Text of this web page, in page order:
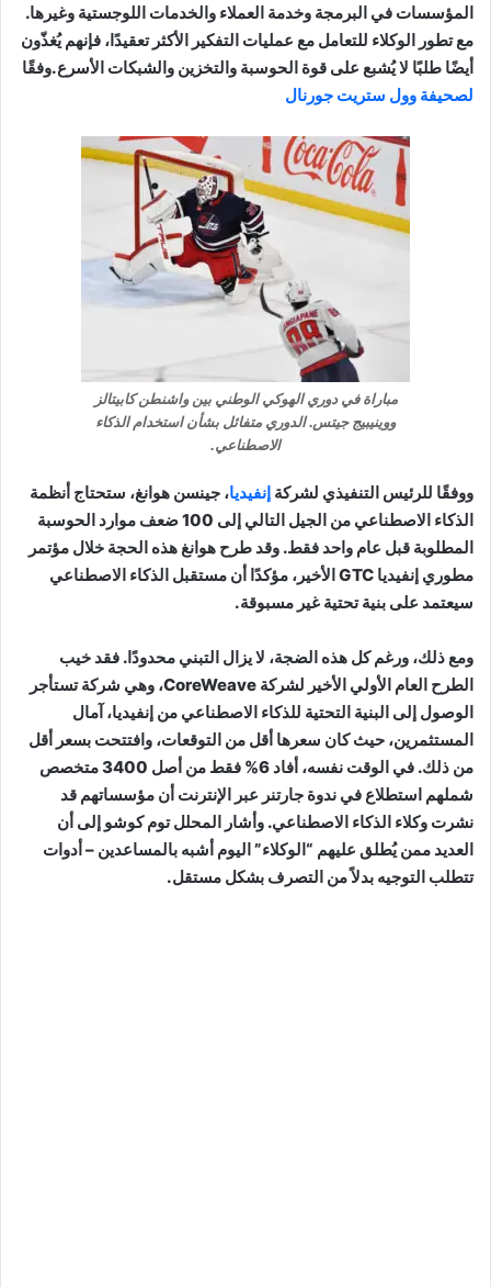
المؤسسات في البرمجة وخدمة العملاء والخدمات اللوجستية وغيرها.
مع تطور الوكلاء للتعامل مع عمليات التفكير الأكثر تعقيدًا، فإنهم يُغذّون
أيضًا طلبًا لا يُشبع على قوة الحوسبة والتخزين والشبكات الأسرع.وفقًا
لصحيفة وول ستريت جورنال
مباراة في دوري الهوكي الوطني بين واشنطن كابيتالز
ووينيبيج جيتس. الدوري متفائل بشأن استخدام الذكاء
الاصطناعي.
ووفقًا للرئيس التنفيذي لشركة إنفيديا، جينسن هوانغ، ستحتاج أنظمة
الذكاء الاصطناعي من الجيل التالي إلى 100 ضعف موارد الحوسبة
المطلوبة قبل عام واحد فقط. وقد طرح هوانغ هذه الحجة خلال مؤتمر
مطوري إنفيديا GTC الأخير، مؤكدًا أن مستقبل الذكاء الاصطناعي
سيعتمد على بنية تحتية غير مسبوقة.
ومع ذلك، ورغم كل هذه الضجة، لا يزال التبني محدودًا. فقد خيب
الطرح العام الأولي الأخير لشركة CoreWeave، وهي شركة تستأجر
الوصول إلى البنية التحتية للذكاء الاصطناعي من إنفيديا، آمال
المستثمرين، حيث كان سعرها أقل من التوقعات، وافتتحت بسعر أقل
من ذلك. في الوقت نفسه، أفاد 6% فقط من أصل 3400 متخصص
شملهم استطلاع في ندوة جارتنر عبر الإنترنت أن مؤسساتهم قد
نشرت وكلاء الذكاء الاصطناعي. وأشار المحلل توم كوشو إلى أن
العديد ممن يُطلق عليهم “الوكلاء” اليوم أشبه بالمساعدين – أدوات
تتطلب التوجيه بدلاً من التصرف بشكل مستقل.